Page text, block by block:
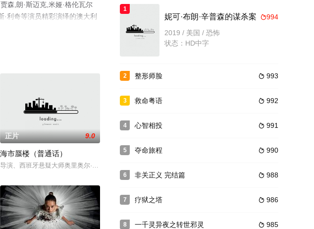
森,朗·斯迈克,米娅·格伦瓦尔
·利奇等演员精彩演绎的澳大利
猫或剧情网等平台了解。
据指向他是因为贪污公款
·武PhiVu饰）被其他汽车的喇叭惊醒，他昏头昏脑走下
正片 9.0
海市蜃楼（普通话）
导演、西班牙悬疑大师奥里奥尔·保罗新作悬念升级。25年前一个风暴将至的夜晚，小男孩尼克目睹
1
994
妮可·布朗·辛普森的谋杀案
2019 / 美国 / 恐怖
状态：HD中字
2  993
整形师脸
3  992
救命粤语
4  991
心智相投
5  990
夺命旅程
6  988
非关正义 完结篇
7  986
疗狱之塔
8  985
一千灵异夜之转世邪灵